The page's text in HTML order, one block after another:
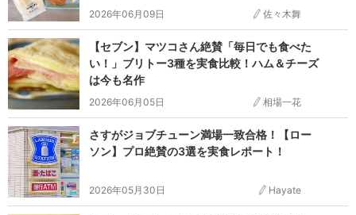
2026年06月09日 佐々木舞
【セブン】マツコさん絶賛「毎日でも食べた
い！」ブリトー3種を実食比較！ハム＆チーズ
は今も名作
2026年06月05日 相場一花
さすがジョブチューン満場一致合格！【ロー
ソン】プロ絶賛の3選を実食レポート！
2026年05月30日 Hayate